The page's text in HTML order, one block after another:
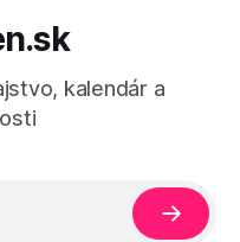
kalendár a